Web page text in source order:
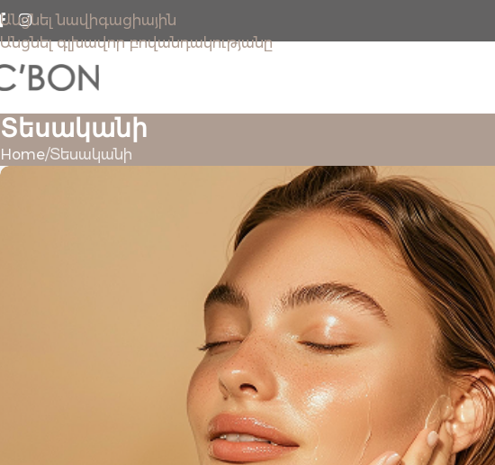
Անցնել նավիգացիային
Անցնել գլխավոր բովանդակությանը
Տեսականի
Home Տեսականի